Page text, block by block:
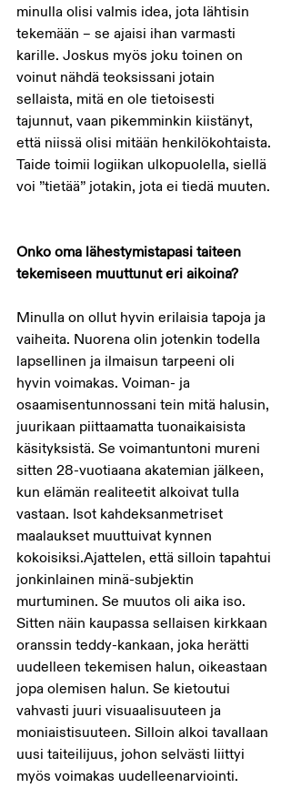
minulla olisi valmis idea, jota lähtisin
tekemään – se ajaisi ihan varmasti
karille. Joskus myös joku toinen on
voinut nähdä teoksissani jotain
sellaista, mitä en ole tietoisesti
tajunnut, vaan pikemminkin kiistänyt,
että niissä olisi mitään henkilökohtaista.
Taide toimii logiikan ulkopuolella, siellä
voi ”tietää” jotakin, jota ei tiedä muuten.
Onko oma lähestymistapasi taiteen
tekemiseen muuttunut eri aikoina?
Minulla on ollut hyvin erilaisia tapoja ja
vaiheita. Nuorena olin jotenkin todella
lapsellinen ja ilmaisun tarpeeni oli
hyvin voimakas. Voiman- ja
osaamisentunnossani tein mitä halusin,
juurikaan piittaamatta tuonaikaisista
käsityksistä. Se voimantuntoni mureni
sitten 28-vuotiaana akatemian jälkeen,
kun elämän realiteetit alkoivat tulla
vastaan. Isot kahdeksanmetriset
maalaukset muuttuivat kynnen
kokoisiksi.Ajattelen, että silloin tapahtui
jonkinlainen minä-subjektin
murtuminen. Se muutos oli aika iso.
Sitten näin kaupassa sellaisen kirkkaan
oranssin teddy-kankaan, joka herätti
uudelleen tekemisen halun, oikeastaan
jopa olemisen halun. Se kietoutui
vahvasti juuri visuaalisuuteen ja
moniaistisuuteen. Silloin alkoi tavallaan
uusi taiteilijuus, johon selvästi liittyi
myös voimakas uudelleenarviointi.